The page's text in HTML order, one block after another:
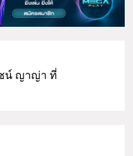
ชน์ ญาญ่า ที่